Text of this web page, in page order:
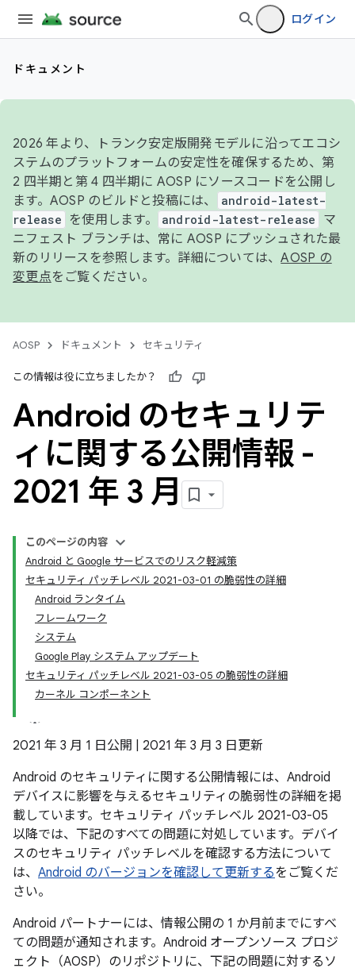
ログイン
ドキュメント
2026 年より、トランク安定版開発モデルに沿ってエコシ
ステムのプラットフォームの安定性を確保するため、第
2 四半期と第 4 四半期に AOSP にソースコードを公開し
ます。AOSP のビルドと投稿には、
android-latest-
release
を使用します。 android-latest-release
マ
ニフェスト ブランチは、常に AOSP にプッシュされた最
新のリリースを参照します。詳細については、AOSP の
変更点をご覧ください。
AOSP ドキュメント セキュリティ
この情報は役に立ちましたか？
Android のセキュリテ
ィに関する公開情報 -
2021 年 3 月
このページの内容
Android と Google サービスでのリスク軽減策
セキュリティ パッチレベル 2021-03-01 の脆弱性の詳細
Android ランタイム
フレームワーク
システム
Google Play システム アップデート
セキュリティ パッチレベル 2021-03-05 の脆弱性の詳細
カーネル コンポーネント
2021 年 3 月 1 日公開 | 2021 年 3 月 3 日更新
Android のセキュリティに関する公開情報には、Android
デバイスに影響を与えるセキュリティの脆弱性の詳細を掲
載しています。セキュリティ パッチレベル 2021-03-05
以降では、下記のすべての問題に対処しています。デバイ
スのセキュリティ パッチレベルを確認する方法について
は、 Android のバージョンを確認して更新するをご覧くだ
さい。
Android パートナーには、情報公開の 1 か月前までにすべ
ての問題が通知されます。Android オープンソース プロジ
ェクト（AOSP）のリポジトリに、下記の問題に対するソ